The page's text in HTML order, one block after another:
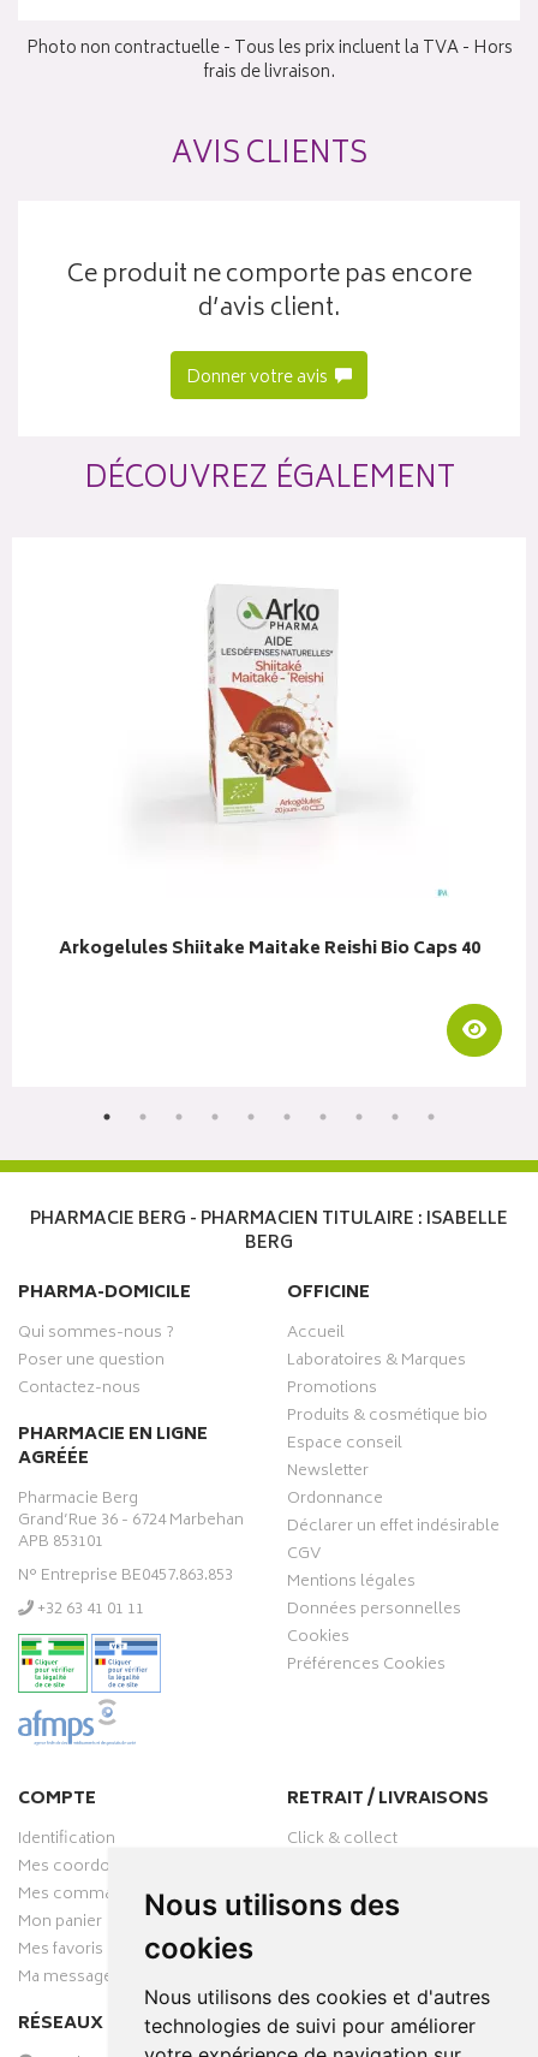
Nous utilisons des
cookies
Nous utilisons des cookies et d'autres
technologies de suivi pour améliorer
Photo non contractuelle - Tous les prix incluent la TVA - Hors
frais de livraison.
AVIS CLIENTS
Ce produit ne comporte pas encore
d’avis client.
Donner votre avis
DÉCOUVREZ ÉGALEMENT
Arkogelules Shiitake Maitake Reishi Bio Caps 40
PHARMACIE BERG - PHARMACIEN TITULAIRE : ISABELLE
BERG
PHARMA-DOMICILE
Qui sommes-nous ?
Poser une question
Contactez-nous
PHARMACIE EN LIGNE
AGRÉÉE
Pharmacie Berg
Grand’Rue 36 - 6724 Marbehan
APB 853101
N° Entreprise BE0457.863.853
‭+32 63 41 01 11‬
OFFICINE
Accueil
Laboratoires & Marques
Promotions
Produits & cosmétique bio
Espace conseil
Newsletter
Ordonnance
Déclarer un effet indésirable
CGV
Mentions légales
Données personnelles
Cookies
Préférences Cookies
COMPTE
Identification
Mes coordonnées
Mes commandes
Mon panier
Mes favoris
Ma messagerie
RÉSEAUX SOCIAUX
RETRAIT / LIVRAISONS
Click & collect